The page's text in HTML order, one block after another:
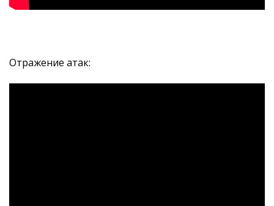
Отражение атак: